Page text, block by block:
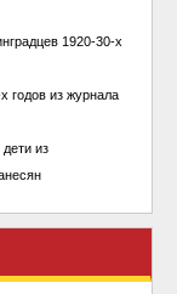
1920-30-х
годов из журнала
из